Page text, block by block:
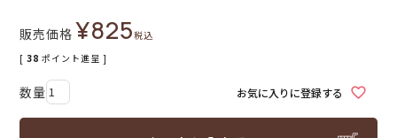
販売価格 ¥825税込
[ 38 ポイント進呈 ]
お気に入りに登録する